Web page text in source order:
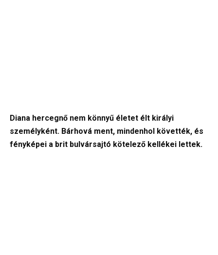
Diana hercegnő nem könnyű életet élt királyi
személyként. Bárhová ment, mindenhol követték, és
fényképei a brit bulvársajtó kötelező kellékei lettek.